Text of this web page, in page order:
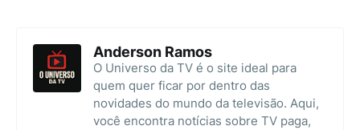
Anderson Ramos
O Universo da TV é o site ideal para
quem quer ficar por dentro das
novidades do mundo da televisão. Aqui,
você encontra notícias sobre TV paga,